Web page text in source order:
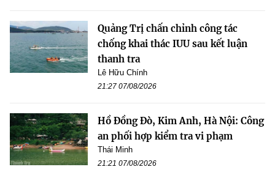
Quảng Trị chấn chỉnh công tác
chống khai thác IUU sau kết luận
thanh tra
Lê Hữu Chính
21:27 07/08/2026
Hồ Đồng Đò, Kim Anh, Hà Nội: Công
an phối hợp kiểm tra vi phạm
Thái Minh
21:21 07/08/2026